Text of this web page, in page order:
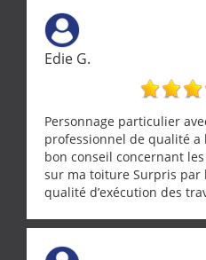
Edie G.
Personnage particulier
professionnel de qualité a
bon conseil concernant
sur ma toiture Surpris par
qualité d’exécution des